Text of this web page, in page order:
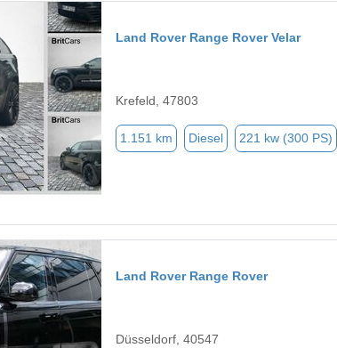
Land Rover Range Rover Velar
Krefeld, 47803
1.151 km Diesel 221 kw (300 PS)
Land Rover Range Rover
Düsseldorf, 40547